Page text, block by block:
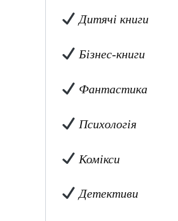
Дитячі книги
Бізнес-книги
Фантастика
Психологія
Комікси
Детективи